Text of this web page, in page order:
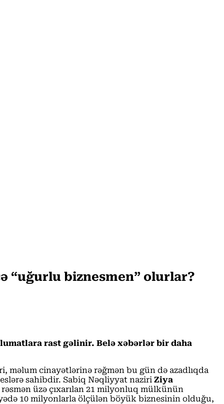
“uğurlu biznesmen” olurlar?
rast gəlinir. Belə xəbərlər bir daha
məlum cinayətlərinə rəğmən bu gün də azadlıqda
sahibdir. Sabiq Nəqliyyat naziri Ziya
üzə çıxarılan 21 milyonluq mülkünün
10 milyonlarla ölçülən böyük biznesinin olduğu,